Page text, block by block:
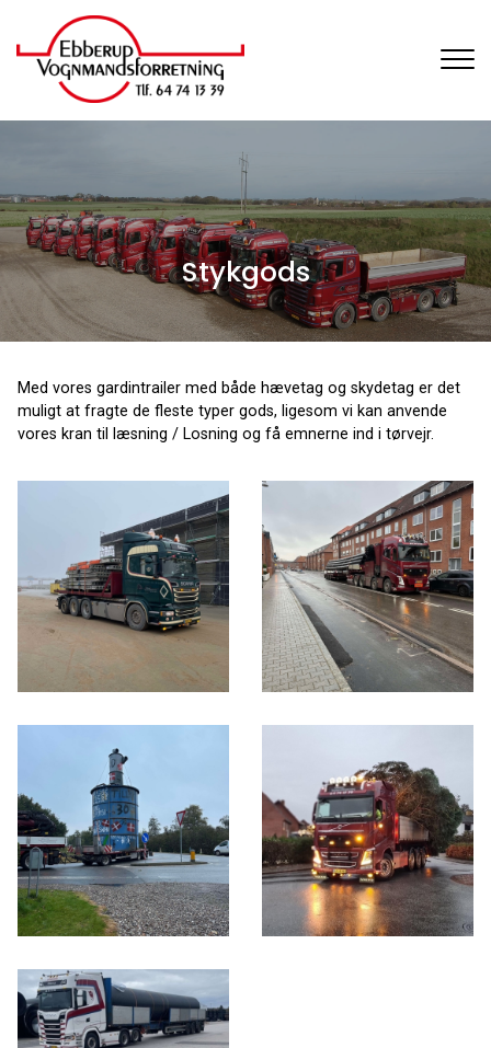
hovedindhold
Stykgods
Med vores gardintrailer med både hævetag og skydetag er det
muligt at fragte de fleste typer gods, ligesom vi kan anvende
vores kran til læsning / Losning og få emnerne ind i tørvejr.